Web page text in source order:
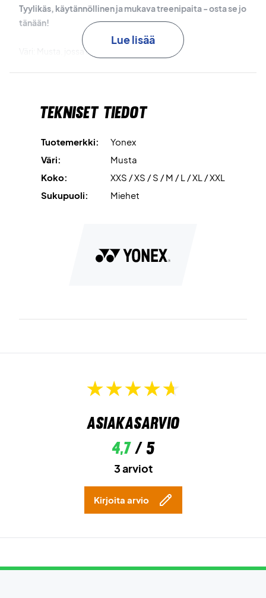
Tyylikäs, käytännöllinen ja mukava treenipaita - osta se jo
tänään!
Väri: Musta, jossa on vihreää ja valkoista.
Lue lisää
Tekniset tiedot
Tuotemerkki:
Yonex
Väri:
Musta
Koko:
XXS / XS / S / M / L / XL / XXL
Sukupuoli:
Miehet
Asiakasarvio
4,7/ 5
3 arviot
Kirjoita arvio